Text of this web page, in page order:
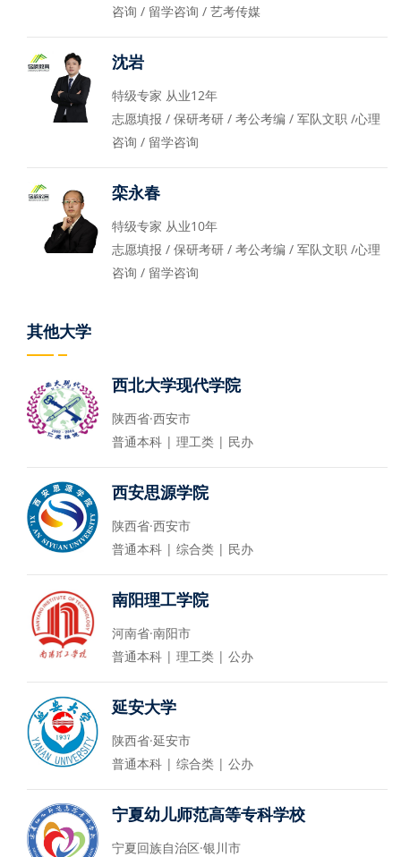
咨询 / 留学咨询 / 艺考传媒
沈岩
特级专家 从业12年
志愿填报 / 保研考研 / 考公考编 / 军队文职 /心理
咨询 / 留学咨询
栾永春
特级专家 从业10年
志愿填报 / 保研考研 / 考公考编 / 军队文职 /心理
咨询 / 留学咨询
其他大学
西北大学现代学院
陕西省·西安市
普通本科 | 理工类 | 民办
西安思源学院
陕西省·西安市
普通本科 | 综合类 | 民办
南阳理工学院
河南省·南阳市
普通本科 | 理工类 | 公办
延安大学
陕西省·延安市
普通本科 | 综合类 | 公办
宁夏幼儿师范高等专科学校
宁夏回族自治区·银川市